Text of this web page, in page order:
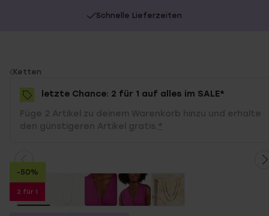
Schnelle Lieferzeiten
You
are
here:
Ketten
letzte Chance: 2 für 1 auf alles im SALE*
Füge 2 Artikel zu deinem Warenkorb hinzu und erhalte
den günstigeren Artikel gratis. *
-50%
2 für 1